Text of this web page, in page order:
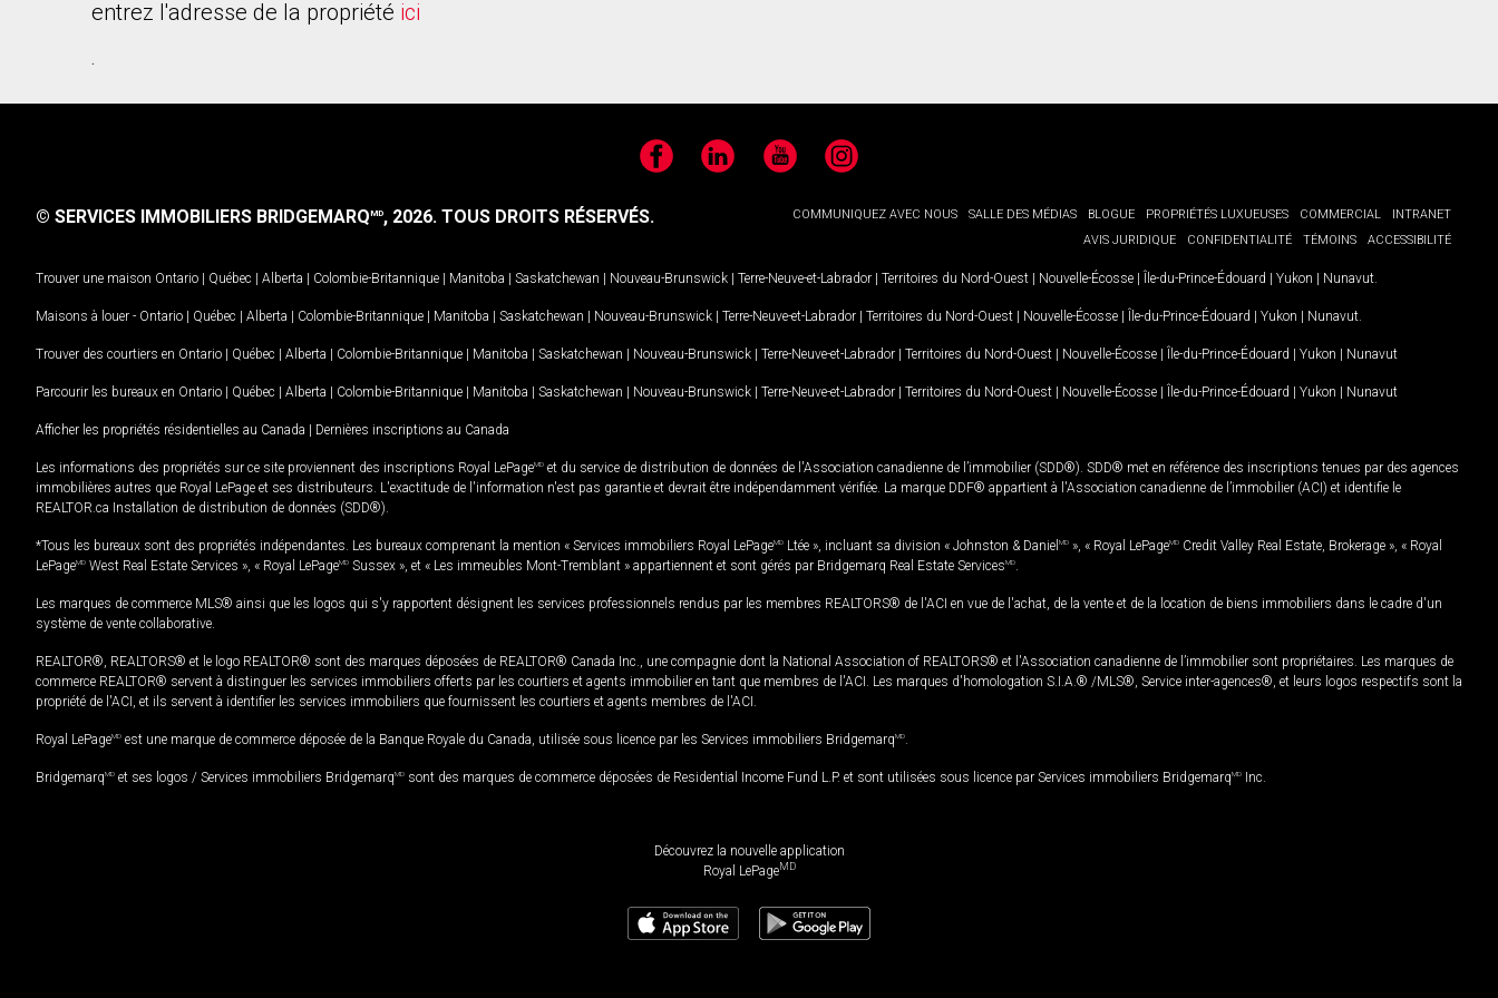
entrez l'adresse de la propriété ici
.
FacebookLinkedIn YouTubeInstagram
COMMUNIQUEZ AVEC NOUS SALLE DES MÉDIAS BLOGUE PROPRIÉTÉS LUXUEUSES COMMERCIAL
INTRANET
AVIS JURIDIQUE
CONFIDENTIALITÉ TÉMOINS ACCESSIBILITÉ
© SERVICES IMMOBILIERS BRIDGEMARQMD, 2026. TOUS DROITS RÉSERVÉS.
Trouver une maison Ontario | Québec | Alberta | Colombie-Britannique | Manitoba | Saskatchewan | Nouveau-Brunswick | Terre-Neuve-et-Labrador | Territoires du Nord-Ouest | Nouvelle-Écosse | Île-du-Prince-Édouard | Yukon | Nunavut
Maisons à louer - Ontario | Québec | Alberta | Colombie-Britannique | Manitoba | Saskatchewan | Nouveau-Brunswick | Terre-Neuve-et-Labrador | Territoires du Nord-Ouest | Nouvelle-Écosse | Île-du-Prince-Édouard | Yukon | Nunavut
Trouver des courtiers en Ontario | Québec | Alberta | Colombie-Britannique | Manitoba | Saskatchewan | Nouveau-Brunswick | Terre-Neuve-et-Labrador | Territoires du Nord-Ouest | Nouvelle-Écosse | Île-du-Prince-Édouard | Yukon | Nunavut
Parcourir les bureaux en Ontario | Québec | Alberta | Colombie-Britannique | Manitoba | Saskatchewan | Nouveau-Brunswick | Terre-Neuve-et-Labrador | Territoires du Nord-Ouest | Nouvelle-Écosse | Île-du-Prince-Édouard | Yukon | Nunavut
Afficher les propriétés résidentielles au Canada | Dernières inscriptions au Canada
Les informations des propriétés sur ce site proviennent des inscriptions Royal LePageMD et du service de distribution de données de l'Association canadienne de l’immobilier (SDD®). SDD® met en référence des inscriptions tenues par des agences
immobilières autres que Royal LePage et ses distributeurs. L'exactitude de l'information n'est pas garantie et devrait être indépendamment vérifiée. La marque DDF® appartient à l'Association canadienne de l’immobilier (ACI) et identifie le
REALTOR.ca Installation de distribution de données (SDD®).
*Tous les bureaux sont des propriétés indépendantes. Les bureaux comprenant la mention « Services immobiliers Royal LePageMD Ltée », incluant sa division « Johnston & Daniel MD », « Royal LePageMD Credit Valley Real Estate, Brokerage », « Royal
LePageMD West Real Estate Services », « Royal LePageMD Sussex », et « Les immeubles Mont-Tremblant » appartiennent et sont gérés par Bridgemarq Real Estate ServicesMD
Les marques de commerce MLS® ainsi que les logos qui s'y rapportent désignent les services professionnels rendus par les membres REALTORS® de l'ACI en vue de l'achat, de la vente et de la location de biens immobiliers dans le cadre d'un
système de vente collaborative.
REALTOR®, REALTORS® et le logo REALTOR® sont des marques déposées de REALTOR® Canada Inc., une compagnie dont la National Association of REALTORS® et l'Association canadienne de l’immobilier sont propriétaires. Les marques de
commerce REALTOR® servent à distinguer les services immobiliers offerts par les courtiers et agents immobilier en tant que membres de l'ACI. Les marques d'homologation S.I.A.® /MLS®, Service inter-agences®, et leurs logos respectifs sont la
propriété de l'ACI, et ils servent à identifier les services immobiliers que fournissent les courtiers et agents membres de l'ACI.
Royal LePageMD est une marque de commerce déposée de la Banque Royale du Canada, utilisée sous licence par les Services immobiliers BridgemarqMD
BridgemarqMD et ses logos / Services immobiliers BridgemarqMD sont des marques de commerce déposées de Residential Income Fund L.P. et sont utilisées sous licence par Services immobiliers BridgemarqMD Inc.
Découvrez la nouvelle application
Royal LePageMD